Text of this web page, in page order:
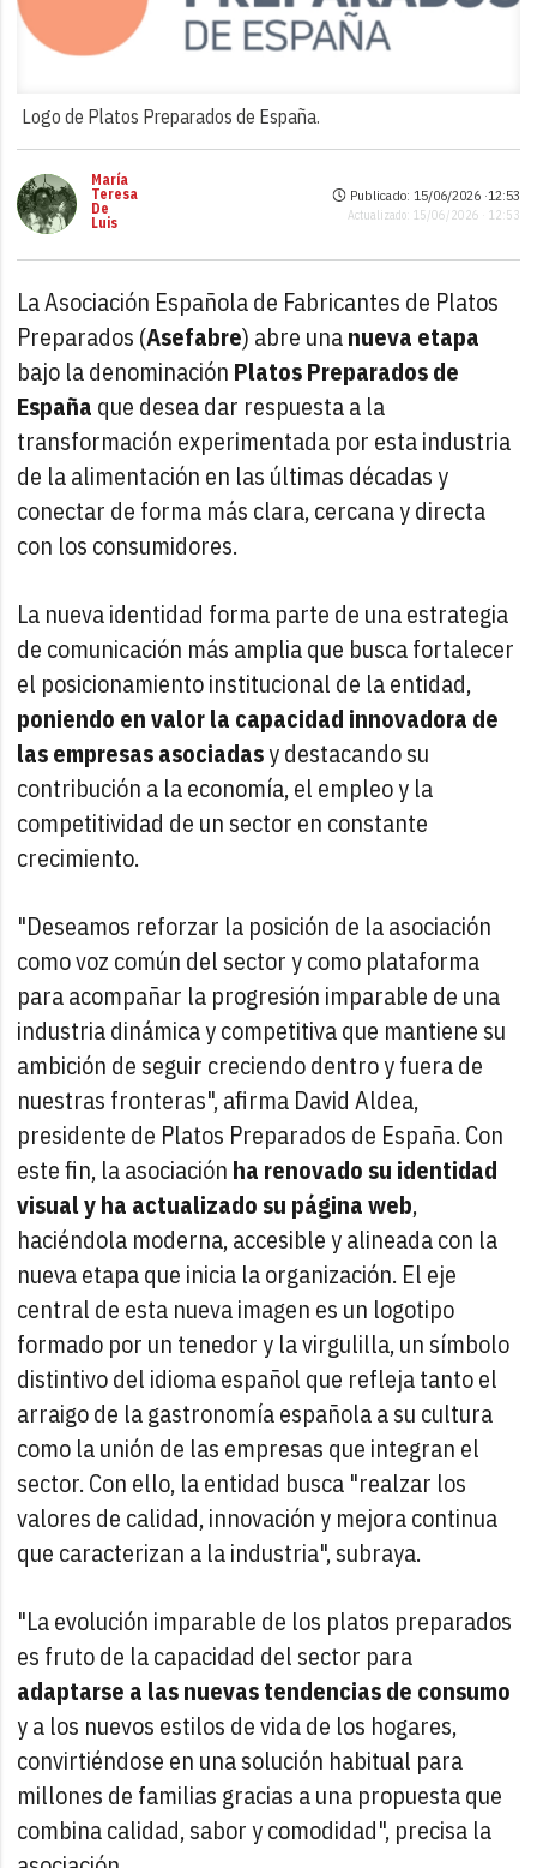
Logo de Platos Preparados de España.
María
Teresa
De
Luis
Publicado: 15/06/2026 ·12:53
Actualizado: 15/06/2026 · 12:53
La Asociación Española de Fabricantes de Platos
Preparados (Asefabre) abre unanueva etapa
bajo la denominación Platos Preparados de
España que desea dar respuesta a la
transformación experimentada por esta industria
de la alimentación en las últimas décadas y
conectar de forma más clara, cercana y directa
con los consumidores.
La nueva identidad forma parte de una estrategia
de comunicación más amplia que busca fortalecer
el posicionamiento institucional de la entidad,
poniendo en valor la capacidad innovadora de
las empresas asociadasy destacando su
contribución a la economía, el empleo y la
competitividad de un sector en constante
crecimiento.
"Deseamos reforzar la posición de la asociación
como voz común del sector y como plataforma
para acompañar la progresión imparable de una
industria dinámica y competitiva que mantiene su
ambición de seguir creciendo dentro y fuera de
nuestras fronteras", afirma David Aldea,
presidente de Platos Preparados de España. Con
este fin, la asociación ha renovado su identidad
visual y ha actualizado su página web,
haciéndola moderna, accesible y alineada con la
nueva etapa que inicia la organización. El eje
central de esta nueva imagen es un logotipo
formado por un tenedor y la virgulilla, un símbolo
distintivo del idioma español que refleja tanto el
arraigo de la gastronomía española a su cultura
como la unión de las empresas que integran el
sector. Con ello, la entidad busca "realzar los
valores de calidad, innovación y mejora continua
que caracterizan a la industria", subraya.
"La evolución imparable de los platos preparados
es fruto de la capacidad del sector para
adaptarse a las nuevas tendencias de consumo
y a los nuevos estilos de vida de los hogares,
convirtiéndose en una solución habitual para
millones de familias gracias a una propuesta que
combina calidad, sabor y comodidad", precisa la